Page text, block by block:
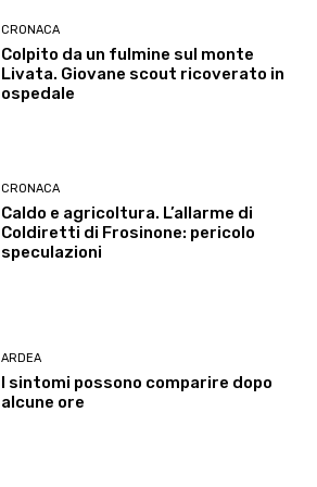
CRONACA
Colpito da un fulmine sul monte
Livata. Giovane scout ricoverato in
ospedale
CRONACA
Caldo e agricoltura. L’allarme di
Coldiretti di Frosinone: pericolo
speculazioni
ARDEA
I sintomi possono comparire dopo
alcune ore